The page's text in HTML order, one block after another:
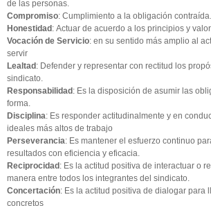
de las personas.
Compromiso: Cumplimiento a la obligación contraída.
Honestidad : Actuar de acuerdo a los principios y
Vocación de Servicio: en su sentido más amplio al
servir
Lealtad : Defender y representar con rectitud los
sindicato.
Responsabilidad : Es la disposición de asumir las
forma.
Disciplina: Es responder actitudinalmente y en
ideales más altos de trabajo
Perseverancia: Es mantener el esfuerzo continuo
resultados con eficiencia y eficacia.
Reciprocidad : Es la actitud positiva de interactuar o
manera entre todos los integrantes del sindicato.
Concertación: Es la actitud positiva de dialogar para
concretos